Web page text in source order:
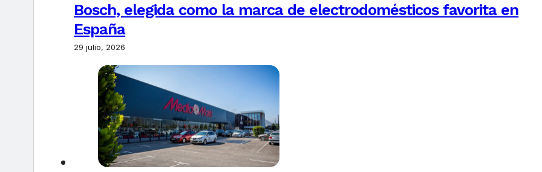
Bosch, elegida como la marca de electrodomésticos favorita en
España
29 julio, 2026